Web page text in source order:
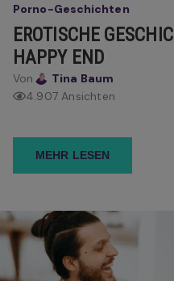
Porno-Geschichten
EROTISCHE
HAPPY END
Von
Tina Baum
4.907 Ansichten
MEHR LESEN